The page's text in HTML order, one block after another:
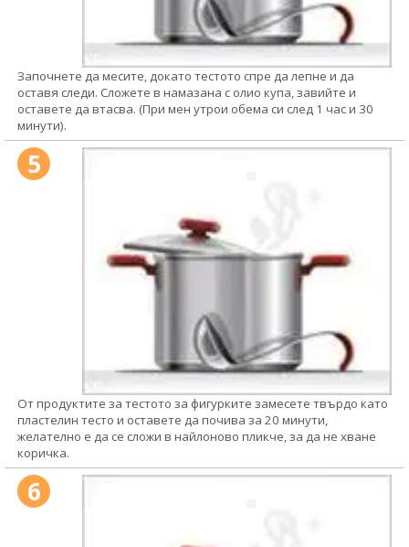
Започнете да месите, докато тестото спре да лепне и да
оставя следи. Сложете в намазана с олио купа, завийте и
оставете да втасва. (При мен утрои обема си след 1 час и 30
минути).
5
От продуктите за тестото за фигурките замесете твърдо като
пластелин тесто и оставете да почива за 20 минути,
желателно е да се сложи в найлоново пликче, за да не хване
коричка.
6